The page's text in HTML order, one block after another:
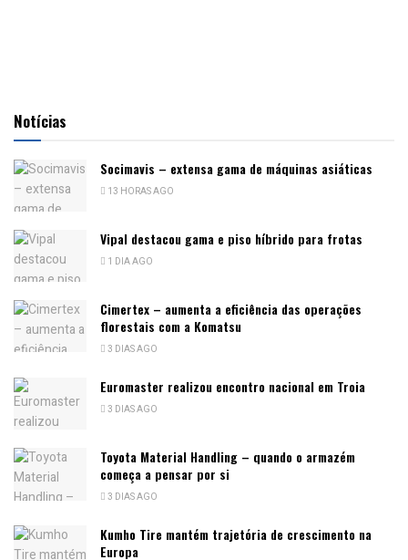
Notícias
Socimavis – extensa gama de máquinas asiáticas
13 HORAS AGO
Vipal destacou gama e piso híbrido para frotas
1 DIA AGO
Cimertex – aumenta a eficiência das operações
florestais com a Komatsu
3 DIAS AGO
Euromaster realizou encontro nacional em Troia
3 DIAS AGO
Toyota Material Handling – quando o armazém
começa a pensar por si
3 DIAS AGO
Kumho Tire mantém trajetória de crescimento na
Europa